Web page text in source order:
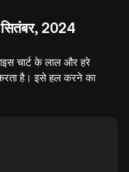
सितंबर, 2024
चार्ट के लाल और हरे
है। इसे हल करने का